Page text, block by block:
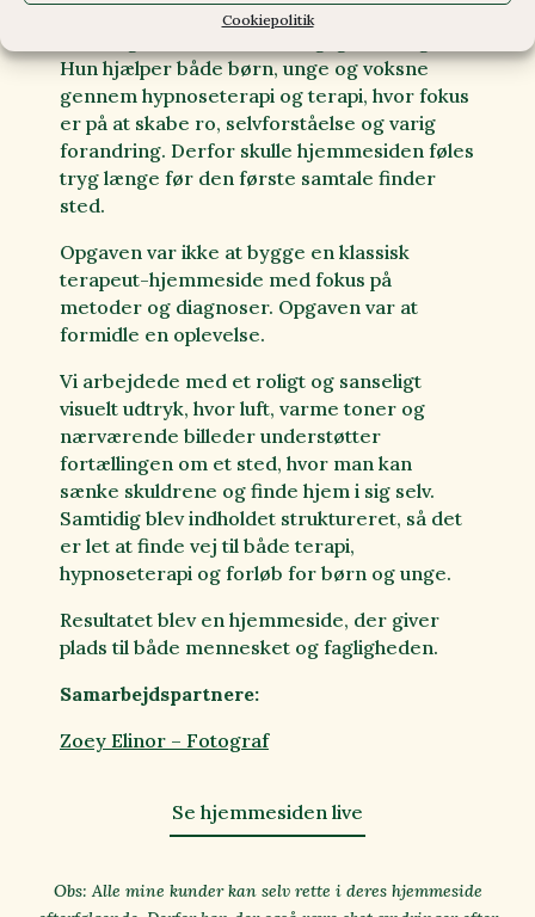
Cookiepolitik
måde at arbejde på: nærværende, intuitiv og
Hun hjælper både børn, unge og voksne
gennem hypnoseterapi og terapi, hvor fokus
er på at skabe ro, selvforståelse og varig
forandring. Derfor skulle hjemmesiden føles
tryg længe før den første samtale finder
sted.
Opgaven var ikke at bygge en klassisk
terapeut-hjemmeside med fokus på
metoder og diagnoser. Opgaven var at
formidle en oplevelse.
Vi arbejdede med et roligt og sanseligt
visuelt udtryk, hvor luft, varme toner og
nærværende billeder understøtter
fortællingen om et sted, hvor man kan
sænke skuldrene og finde hjem i sig selv.
Samtidig blev indholdet struktureret, så det
er let at finde vej til både terapi,
hypnoseterapi og forløb for børn og unge.
Resultatet blev en hjemmeside, der giver
plads til både mennesket og fagligheden.
Samarbejdspartnere:
Zoey Elinor – Fotograf
Se hjemmesiden live
Obs: Alle mine kunder kan selv rette i deres hjemmeside